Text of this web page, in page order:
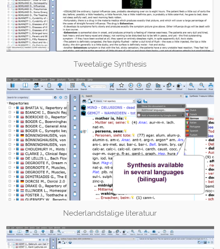
Tweetalige Synthesis
Nederlandstalige literatuur